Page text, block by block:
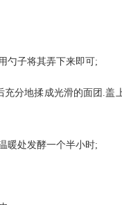
勺子将其弄下来即可;
分地揉成光滑的面团.盖
暖处发酵一个半小时;